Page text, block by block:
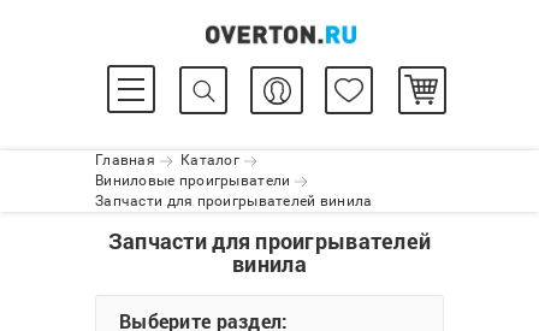
Главная
Каталог
Виниловые проигрыватели
Запчасти для проигрывателей винила
Запчасти для проигрывателей
винила
Выберите раздел: